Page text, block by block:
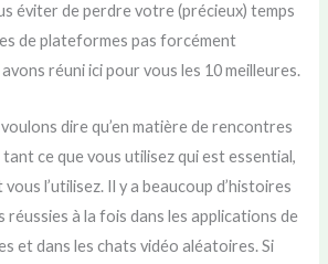
éviter de perdre votre (précieux) temps
de plateformes pas forcément
réuni ici pour vous les 10 meilleures.
dire qu’en matière de rencontres
tant ce que vous utilisez qui est essential,
l’utilisez. Il y a beaucoup d’histoires
à la fois dans les applications de
et dans les chats vidéo aléatoires. Si